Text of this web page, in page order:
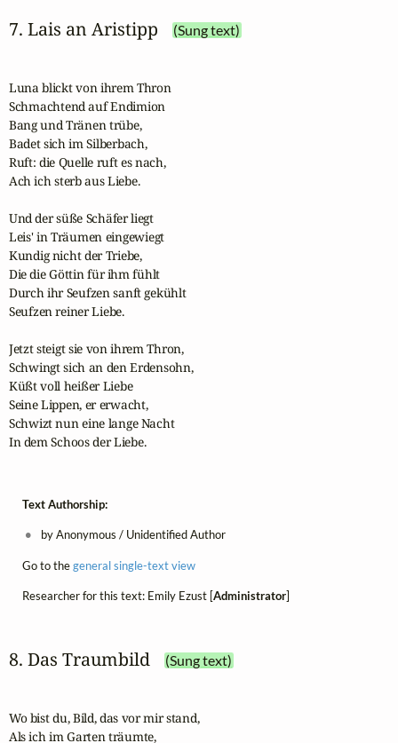
7. Lais an Aristipp (Sung text)
Luna blickt von ihrem Thron
Schmachtend auf Endimion
Bang und Tränen trübe,
Badet sich im Silberbach,
Ruft: die Quelle ruft es nach,
Ach ich sterb aus Liebe.
Und der süße Schäfer liegt
Leis' in Träumen eingewiegt
Kundig nicht der Triebe,
Die die Göttin für ihm fühlt
Durch ihr Seufzen sanft gekühlt
Seufzen reiner Liebe.
Jetzt steigt sie von ihrem Thron,
Schwingt sich an den Erdensohn,
Küßt voll heißer Liebe
Seine Lippen, er erwacht,
Schwizt nun eine lange Nacht
In dem Schoos der Liebe.
Text Authorship:
by Anonymous / Unidentified Author
Go to thegeneral single-text view
Researcher for this text: Emily Ezust [Administrator]
8. Das Traumbild (Sung text)
Wo bist du, Bild, das vor mir stand,
Als ich im Garten träumte,